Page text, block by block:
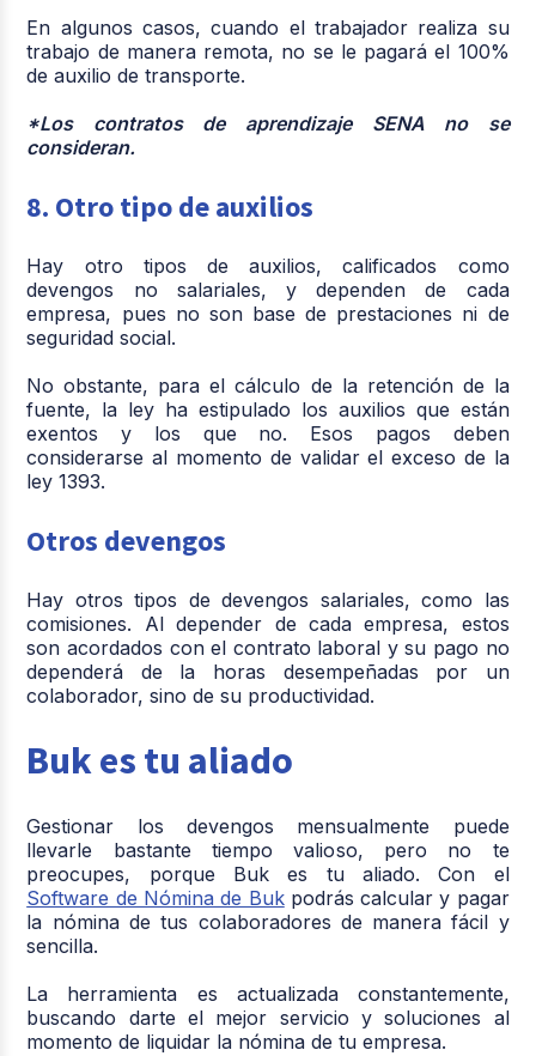
En algunos casos, cuando el trabajador realiza su
trabajo de manera remota, no se le pagará el 100%
de auxilio de transporte.
*Los contratos de aprendizaje SENA no se
consideran.
8. Otro tipo de auxilios
Hay otro tipos de auxilios, calificados como
devengos no salariales, y dependen de cada
empresa, pues no son base de prestaciones ni de
seguridad social.
No obstante, para el cálculo de la retención de la
fuente, la ley ha estipulado los auxilios que están
exentos y los que no. Esos pagos deben
considerarse al momento de validar el exceso de la
ley 1393.
Otros devengos
Hay otros tipos de devengos salariales, como las
comisiones. Al depender de cada empresa, estos
son acordados con el contrato laboral y su pago no
dependerá de la horas desempeñadas por un
colaborador, sino de su productividad.
Buk es tu aliado
Gestionar los devengos mensualmente puede
llevarle bastante tiempo valioso, pero no te
preocupes, porque Buk es tu aliado. Con el
Software de Nómina de Bukpodrás calcular y pagar
la nómina de tus colaboradores de manera fácil y
sencilla.
La herramienta es actualizada constantemente,
buscando darte el mejor servicio y soluciones al
momento de liquidar la nómina de tu empresa.